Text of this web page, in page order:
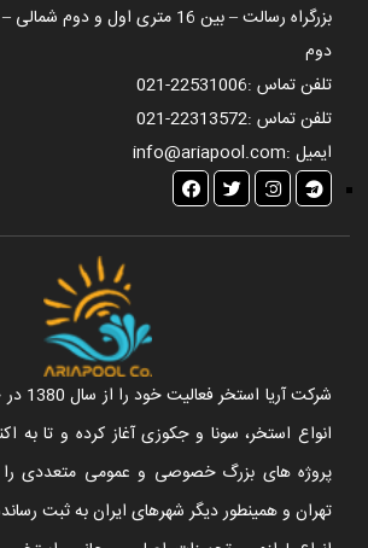
دوم
تلفن تماس :021-22531006
تلفن تماس :021-22313572
ایمیل :info@ariapool.com
شرکت
انواع استخر، سونا و جکوزی آغاز کرده و تا به
پروژه های بزرگ خصوصی و عمومی متعددی
تهران و همینطور دیگر شهرهای ایران به ثبت